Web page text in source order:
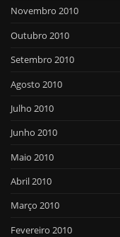
Novembro 2010
Outubro 2010
Setembro 2010
Agosto 2010
Julho 2010
Junho 2010
Maio 2010
Abril 2010
Março 2010
Fevereiro 2010